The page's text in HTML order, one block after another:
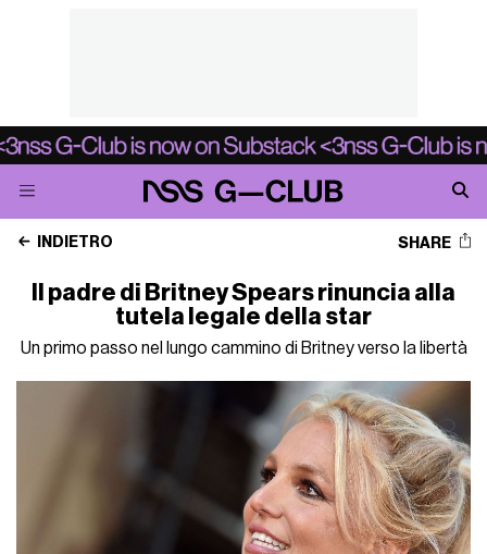
INDIETRO SHARE
Il padre di Britney Spears rinuncia alla
tutela legale della star
Un primo passo nel lungo cammino di Britney verso la libertà